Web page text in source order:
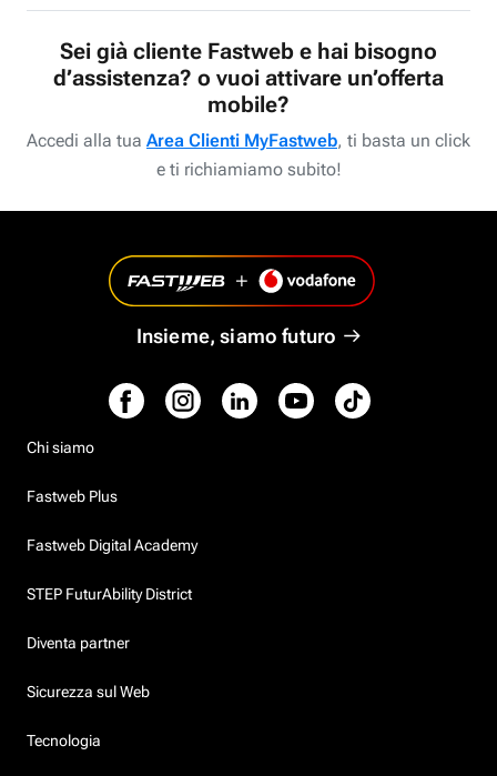
Sei già cliente Fastweb e hai bisogno
d’assistenza? o vuoi attivare un’offerta
mobile?
Accedi alla tua Area Clienti MyFastweb, ti basta un click
e ti richiamiamo subito!
Insieme, siamo futuro
Chi siamo
Fastweb Plus
Fastweb Digital Academy
STEP FuturAbility District
Diventa partner
Sicurezza sul Web
Tecnologia